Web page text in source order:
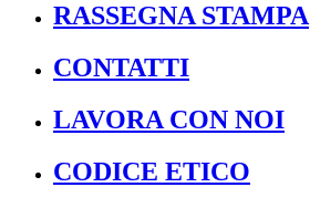
RASSEGNA STAMPA
CONTATTI
LAVORA CON NOI
CODICE ETICO